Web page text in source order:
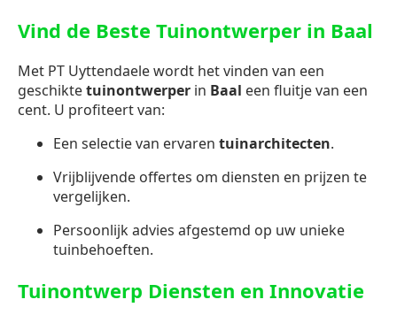
Vind de Beste Tuinontwerper in Baal
Met PT Uyttendaele wordt het vinden van een
geschiktetuinontwerper in Baal een fluitje van een
cent. U profiteert van:
Een selectie van ervaren tuinarchitecten.
Vrijblijvende offertes om diensten en prijzen te
vergelijken.
Persoonlijk advies afgestemd op uw unieke
tuinbehoeften.
Tuinontwerp Diensten en Innovatie